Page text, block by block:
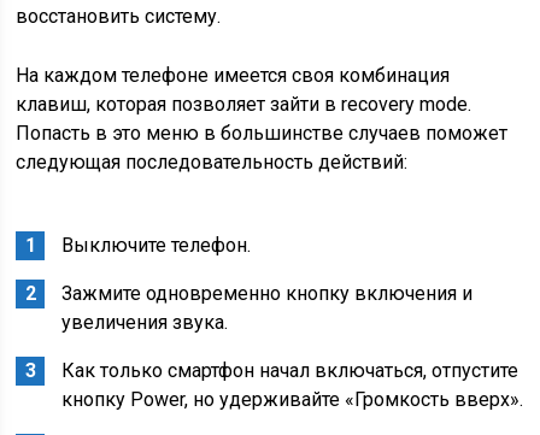
восстановить систему.
На каждом телефоне имеется своя комбинация
клавиш, которая позволяет зайти в recovery mode.
Попасть в это меню в большинстве случаев поможет
следующая последовательность действий:
Выключите телефон.
Зажмите одновременно кнопку включения и
увеличения звука.
Как только смартфон начал включаться, отпустите
кнопку Power, но удерживайте «Громкость вверх».